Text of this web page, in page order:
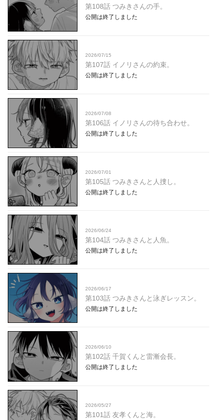
第108話 つみきさんの手。
公開は終了しました
2026/07/15
第107話 イノリさんの約束。
公開は終了しました
2026/07/08
第106話 イノリさんの待ち合わせ。
公開は終了しました
2026/07/01
第105話 つみきさんと人捜し。
公開は終了しました
2026/06/24
第104話 つみきさんと人魚。
公開は終了しました
2026/06/17
第103話 つみきさんと泳ぎレッスン。
公開は終了しました
2026/06/10
第102話 千賀くんと雷漸会長。
公開は終了しました
2026/05/27
第101話 友孝くんと海。